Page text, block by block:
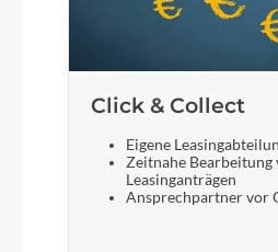
Click & Collect
Eigene
Zeitnahe Bearbeitung
Leasinganträgen
Ansprechpartner vor